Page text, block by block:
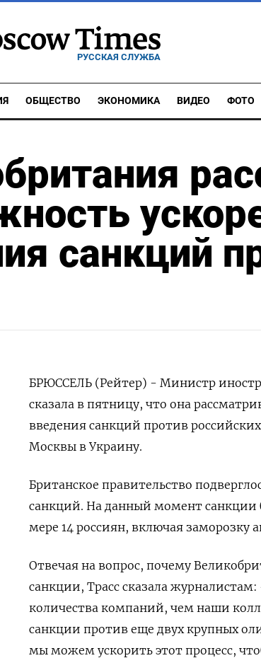
РУССКАЯ СЛУЖБА
ОБЩЕСТВО ЭКОНОМИКА ВИДЕО ФОТО
санкций
БРЮССЕЛЬ (Рейтер) - Министр
сказала в пятницу, что она
введения санкций против
Москвы в Украину.
Британское правительство
санкций. На данный момент
мере 14 россиян, включая заморозку
Отвечая на вопрос, почему
санкции, Трасс сказала
количества компаний, чем наши
санкции против еще двух крупных
мы можем ускорить этот процесс,